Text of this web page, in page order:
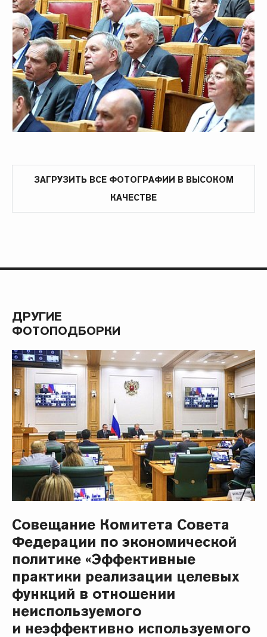
ЗАГРУЗИТЬ ВСЕ ФОТОГРАФИИ В ВЫСОКОМ
КАЧЕСТВЕ
ДРУГИЕ
ФОТОПОДБОРКИ
Совещание Комитета Совета
Федерации по экономической
политике «Эффективные
практики реализации целевых
функций в отношении
неиспользуемого
и неэффективно используемого